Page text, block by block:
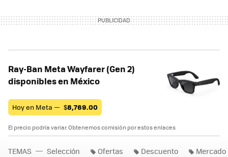
Ray-Ban Meta Wayfarer (Gen 2)
disponibles en México
Hoy en Meta — $8,769.00
El precio podría variar. Obtenemos comisión por estos enlaces
TEMAS Selección Ofertas Descuento Mercado